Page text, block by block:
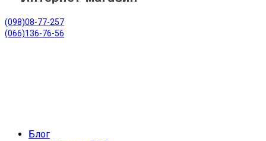
(098)08-77-257
(066)136-76-56
Блог